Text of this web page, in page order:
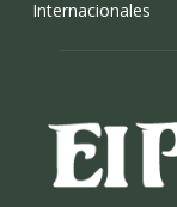
Internacionales